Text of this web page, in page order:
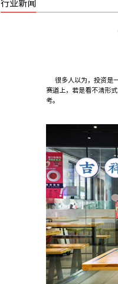
很多人以为，投资是
赛道上，若是看不清形
考。